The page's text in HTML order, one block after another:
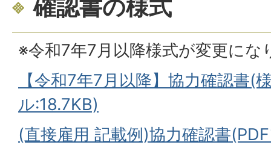
確認書の様式
※令和7年7月以降様式が変更にな
【令和7年7月以降】協力確認書(
ル:18.7KB)
(直接雇用 記載例)協力確認書